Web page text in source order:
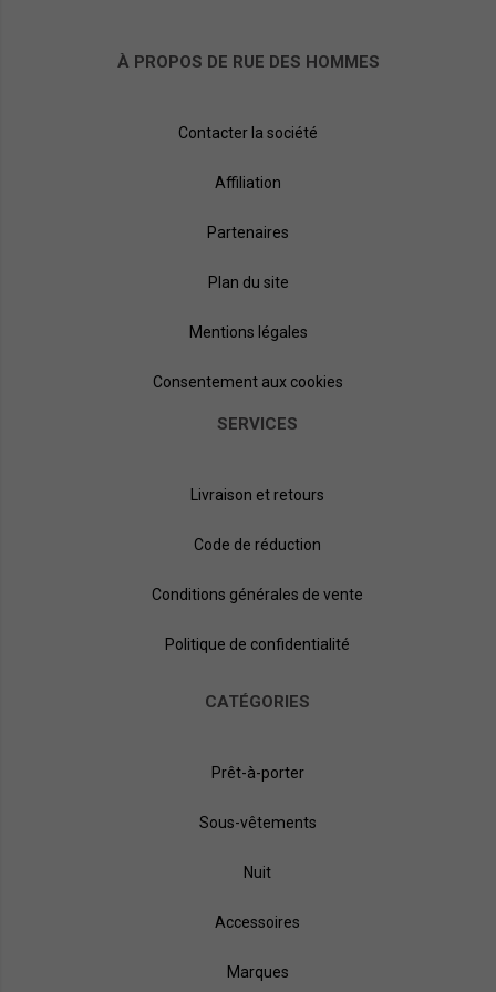
SACOCHE HOMME DE MARQUE
marques qui proposent des
vous donner un ordre d'idée,
sur ruedeshommes.com,
vingtaine de marques. Vous
également connus pour leursac à dos. La sacoche en cuir
sacoche stylée, dans l'air du temps, chez Tommy Hilfiger,
Redskins ou encore Levi's.
SACS BANANE : LE RENOUVEAU DE LA SACOCHE
considérés comme des
âgés, les
surface contre toute attente,
mode. Revisités aussi bien au
vous pourrez désormais miser sur ces petites merveilles pour
Porté à la ceinture ou bien en bandoulière, votre sac banane
ranger tout ce que vous avez besoin ! Découvrez dés
maintenant notre large collection desacs banane
À PROPOS DE RUE DES HOMMES
Contacter la société
Affiliation
Partenaires
Plan du site
Mentions légales
Consentement aux cookies
SERVICES
Livraison et retours
Code de réduction
Conditions générales de vente
Politique de confidentialité
CATÉGORIES
Prêt-à-porter
Sous-vêtements
Nuit
Accessoires
Marques